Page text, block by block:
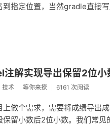
到指定位置，当然gradle直接
注解实现导出保留2位小
技术 等你来撩 6161 次阅读
上做个需求，需要将成绩导出
留小数后2位小数。我们常见